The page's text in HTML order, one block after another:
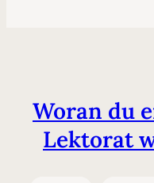
Woran du
Lektorat